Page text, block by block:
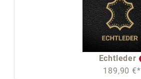
Echtleder
189,90 €*